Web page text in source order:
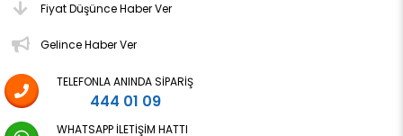
Fiyat Düşünce Haber Ver
Gelince Haber Ver
TELEFONLA ANINDA SIPARIŞ
444 01 09
WHATSAPP İLETIŞIM HATTI